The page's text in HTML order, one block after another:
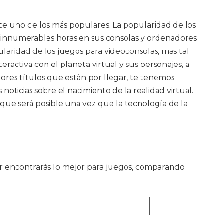
uno de los más populares. La popularidad de los
horas en sus consolas y ordenadores
de los juegos para videoconsolas, mas tal
con el planeta virtual y sus personajes, a
títulos que están por llegar, te tenemos
sobre el nacimiento de la realidad virtual.
será posible una vez que la tecnología de la
lo mejor para juegos, comparando